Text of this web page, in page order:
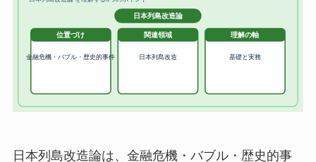
日本列島改造論は、金融危機・バブル・歴史的事